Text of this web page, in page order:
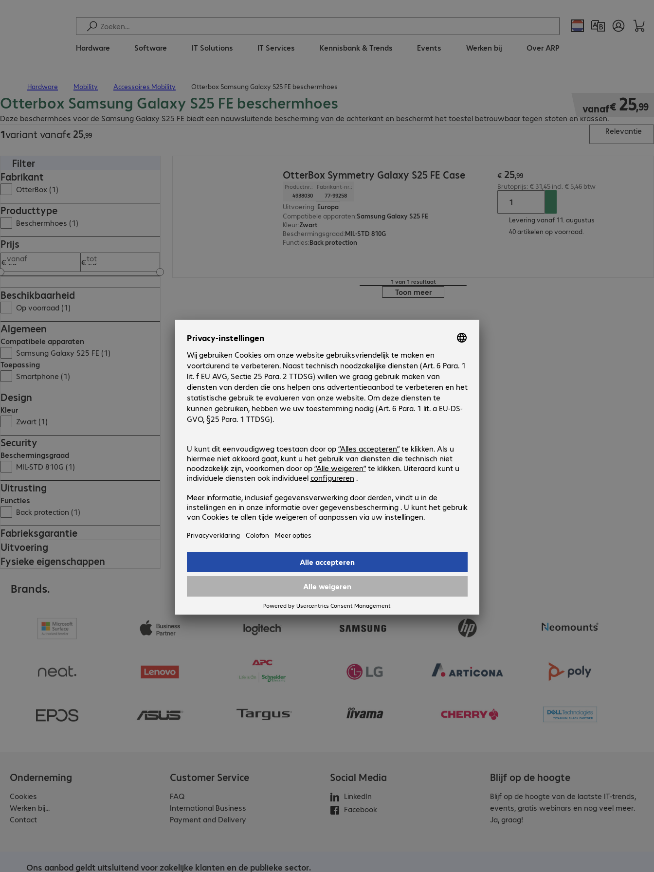
Hardware Software IT Solutions IT Services Kennisbank & Trends Events Werken bij Over ARP
Hardware Mobility Accessoires Mobility Otterbox Samsung Galaxy S25 FE beschermhoes
Otterbox Samsung Galaxy S25 FE beschermhoes
Deze beschermhoes voor de Samsung Galaxy S25 FE biedt een nauwsluitende bescherming van de achterkant en beschermt het toestel betrouwbaar tegen stoten en krassen.
vanaf€ 25,99
€ 25,99
1variant vanaf€ 25,99
€ 25,99
Relevantie
Filter
Fabrikant
OtterBox (1)
Producttype
Beschermhoes (1)
Prijs
vanaf tot
Beschikbaarheid
Op voorraad (1)
Algemeen
Compatibele apparaten
Samsung Galaxy S25 FE (1)
Toepassing
Smartphone (1)
Design
Kleur
Zwart (1)
Security
Beschermingsgraad
MIL-STD 810G (1)
Uitrusting
Functies
Back protection (1)
Fabrieksgarantie
Uitvoering
Fysieke eigenschappen
OtterBox Symmetry Galaxy S25 FE Case
Productnr.:
4938030
Fabrikant-nr.:
77-99258
Uitvoering: Europa
Compatibele apparaten:Samsung Galaxy S25 FE
Kleur:Zwart
Beschermingsgraad:MIL-STD 810G
Functies:Back protection
€ 25,99
Brutoprijs: € 31,45 incl. € 5,46 btw
Levering vanaf 11. augustus
40 artikelen op voorraad.
1 van 1 resultaat
Toon meer
Brands.
Onderneming
Cookies
Werken bij...
Contact
Customer Service
FAQ
International Business
Payment and Delivery
Social Media
LinkedIn
Facebook
Blijf op de hoogte
Blijf op de hoogte van de laatste IT-trends,
events, gratis webinars en nog veel meer.
Ja, graag!
Ons aanbod geldt uitsluitend voor zakelijke klanten en de publieke sector.